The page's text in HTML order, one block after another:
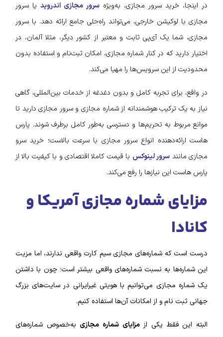
در اینجا، خرید سرور مجازی، به‌ویژه سرور مجازی اندروید یا سرور
مجازی با لوکیشن خارجی، می‌تواند راه‌حلی جامع ارائه دهد. با سرور
مجازی، شما یک آی‌پی ثابت و معتبر از کشور دیگر، مثلا آلمان، در
اختیار دارید که در کنار شماره مجازی، امکان ثبت‌نام و استفاده بدون
محدودیت از این سرویس‌ها را مهیا می‌کند.
در واقع، برای تجربه کامل و بدون دغدغه از خدمات بین‌المللی، گاهی
نیاز به یک ترکیب هوشمندانه از شماره مجازی و سرور مجازی دارید تا
موانع مربوط به تحریم‌ها و دسترسی به‌طور کامل برطرف شوند. پارس
هاست ارائه‌دهنده انواع سرور مجازی با سرعت بالاست؛ خرید سرو
مجازی مانند سرور لینوکس با قیمت کاملا اقتصادی و با کیفیت بالا از
پارس هاست این نیازها را رفع می‌کند.
مزایای شماره مجازی آمریکا و
کانادا
درست است که شماره‌های مجازی سیم کارت واقعی ندارند، اما مزیت
این شماره‌ها به نسبت شماره‌های واقعی بیشتر است؛ چون با داشتن
یک شماره مجازی می‌توانیم با هویتی غیرایرانی در سایت‌های بزرگ
جهانی ثبت نام و از امکانات آن‌ها استفاده کنیم.
البته این فقط یکی ازمزایای شماره مجازی به‌خصوص شماره‌های